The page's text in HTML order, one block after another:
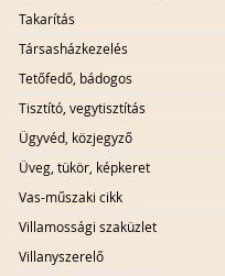
Takarítás
Társasházkezelés
Tetőfedő, bádogos
Tisztító, vegytisztítás
Ügyvéd, közjegyző
Üveg, tükör, képkeret
Vas-műszaki cikk
Villamossági szaküzlet
Villanyszerelő